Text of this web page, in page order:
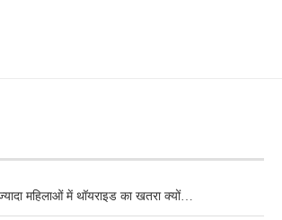
महिलाओं में थॉयराइड का खतरा क्यों…